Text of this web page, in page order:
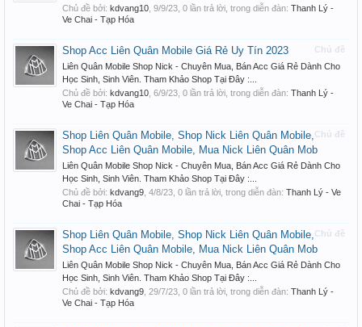
Chủ đề bởi: kdvang10 9/9/23 , 0 lần trả lời, trong diễn đàn: Thanh Lý -
Ve Chai - Tạp Hóa
Chủ đề
Shop Acc Liên Quân Mobile Giá Rẻ Uy Tín 2023
Liên Quân Mobile Shop Nick - Chuyên Mua, Bán Acc Giá Rẻ Dành Cho
Học Sinh, Sinh Viên. Tham Khảo Shop Tại Đây :...
Chủ đề bởi: kdvang10 6/9/23 , 0 lần trả lời, trong diễn đàn: Thanh Lý -
Ve Chai - Tạp Hóa
Chủ đề
Shop Liên Quân Mobile, Shop Nick Liên Quân Mobile,
Shop Acc Liên Quân Mobile, Mua Nick Liên Quân Mob
Liên Quân Mobile Shop Nick - Chuyên Mua, Bán Acc Giá Rẻ Dành Cho
Học Sinh, Sinh Viên. Tham Khảo Shop Tại Đây :...
Chủ đề bởi: kdvang9 4/8/23 , 0 lần trả lời, trong diễn đàn: Thanh Lý - Ve
Chai - Tạp Hóa
Chủ đề
Shop Liên Quân Mobile, Shop Nick Liên Quân Mobile,
Shop Acc Liên Quân Mobile, Mua Nick Liên Quân Mob
Liên Quân Mobile Shop Nick - Chuyên Mua, Bán Acc Giá Rẻ Dành Cho
Học Sinh, Sinh Viên. Tham Khảo Shop Tại Đây :...
Chủ đề bởi: kdvang9 29/7/23 , 0 lần trả lời, trong diễn đàn: Thanh Lý -
Ve Chai - Tạp Hóa